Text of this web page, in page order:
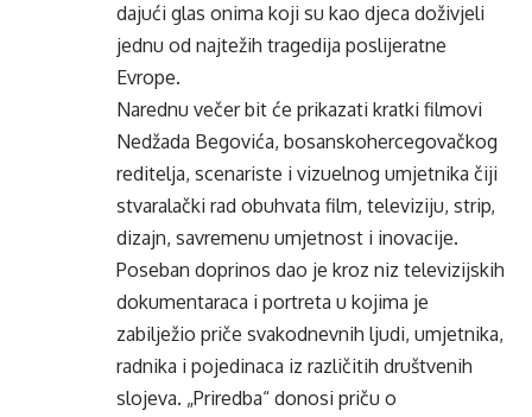
dajući glas onima koji su kao djeca doživjeli
jednu od najtežih tragedija poslijeratne
Evrope.
Narednu večer bit će prikazati kratki filmovi
Nedžada Begovića, bosanskohercegovačkog
reditelja, scenariste i vizuelnog umjetnika čiji
stvaralački rad obuhvata film, televiziju, strip,
dizajn, savremenu umjetnost i inovacije.
Poseban doprinos dao je kroz niz televizijskih
dokumentaraca i portreta u kojima je
zabilježio priče svakodnevnih ljudi, umjetnika,
radnika i pojedinaca iz različitih društvenih
slojeva. „Priredba“ donosi priču o